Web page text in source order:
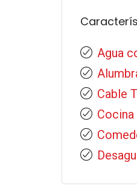
Agua
Cable
Cocina